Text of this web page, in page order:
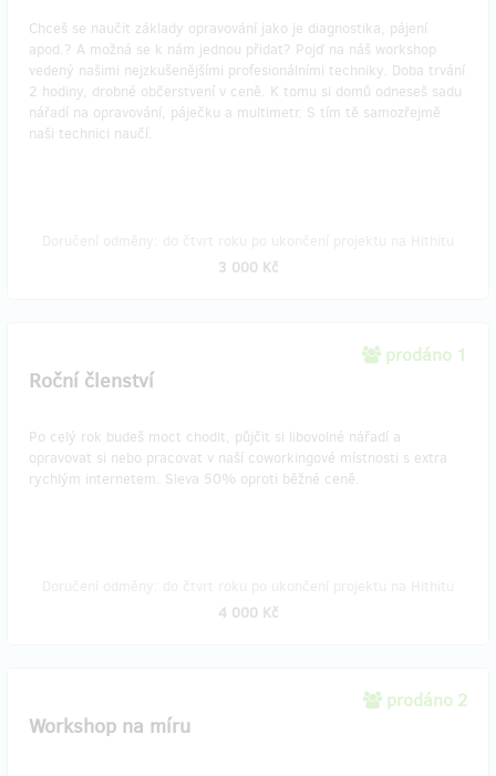
Chceš se naučit základy opravování jako je diagnostika, pájení
apod.? A možná se k nám jednou přidat? Pojď na náš workshop
vedený našimi nejzkušenějšími profesionálními techniky. Doba trvání
2 hodiny, drobné občerstvení v ceně. K tomu si domů odneseš sadu
nářadí na opravování, páječku a multimetr. S tím tě samozřejmě
naši technici naučí.
3 000 Kč
prodáno 1
Roční členství
Po celý rok budeš moct chodit, půjčit si libovolné nářadí a
opravovat si nebo pracovat v naší coworkingové místnosti s extra
rychlým internetem. Sleva 50% oproti běžné ceně.
4 000 Kč
prodáno 2
Workshop na míru